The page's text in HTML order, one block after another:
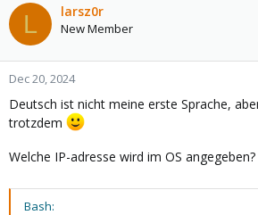
L larsz0r
New Member
Dec 20, 2024
Deutsch ist nicht meine erste Sprache,
trotzdem
Welche IP-adresse wird im OS angegeben?
Bash: